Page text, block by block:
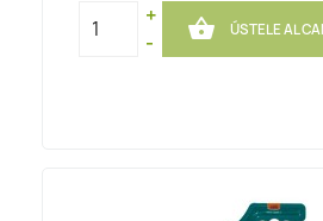
+
-
 ÚSTELE AL